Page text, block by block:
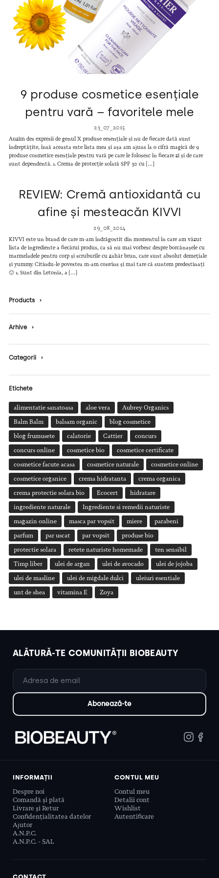
9 produse cosmetice esențiale
pentru vară – favoritele mele
23_07_2015
Auzim des expresii de genul X produse eesențiale și nu de fiecare dată sunt
îndreptățite, însă aceasta este lista mea și așa am ajuns la o cifră magică de 9
produse cosmetice esențiale pentru vară pe care le folosesc în fiecare zi și de care
sunt dependentă. 1. Crema de protecție solară SPF 30 cu […]
REVIEW: Cremă antioxidantă cu
afine și mesteacăn KIVVI
29_08_2014
KIVVI este un brand de care m-am îndrăgostit din momentul în care am văzut
lista de ingrediente a fiecărui produs, ca să nu mai vorbesc despre borcănașele cu
marmeladele pentru corp și scruburile cu zahăr brun, care sunt absolut demețiale
și yummy. Citindu-le povestea m-am convins și mai tare că suntem predestinați
🙂 1. Sunt din Letonia, a […]
Products ›
Arhive ›
Categorii ›
Etichete
alimentatie sanatoasa aloe vera Aubrey Organics
Balm Balm balsam organic blog cosmetice
blog frumusete calatorie Cattier concurs
concurs online cosmetice bio cosmetice certificate
cosmetice facute acasa cosmetice naturale cosmetice online
cosmetice organice crema hidratanta crema organica
crema protectie solara bio Ecocert hidratare
ingrediente naturale Ingrediente si remedii naturiste
magazin online masca par vopsit miere parabeni
parfum par uscat par vopsit produse bio
protectie solara retete naturiste homemade ten sensibil
Timp liber ulei de argan ulei de avocado ulei de jojoba
ulei de masline ulei de migdale dulci uleiuri esentiale
unt de shea vitamina E Zoya
ALĂTURĂ-TE COMUNITĂȚII BIOBEAUTY
INFORMAȚII
Despre noi
Comandă și plată
Livrare și Retur
Confidențialitatea datelor
Ajutor
A.N.P.C.
A.N.P.C. - SAL
CONTUL MEU
Contul meu
Detalii cont
Wishlist
Autentificare